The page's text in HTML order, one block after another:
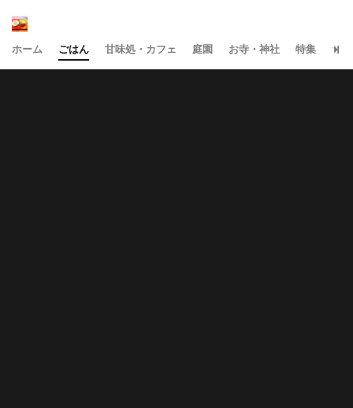
ホーム ごはん 甘味処・カフェ 庭園 お寺・神社 特集 サ